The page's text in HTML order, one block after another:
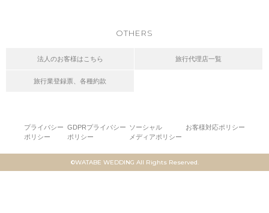
OTHERS
法人のお客様はこちら 旅行代理店一覧
旅行業登録票、各種約款
プライバシー
ポリシー
GDPRプライバシー
ポリシー
ソーシャル
メディアポリシー
お客様対応ポリシー
©WATABE WEDDING All Rights Reserved.